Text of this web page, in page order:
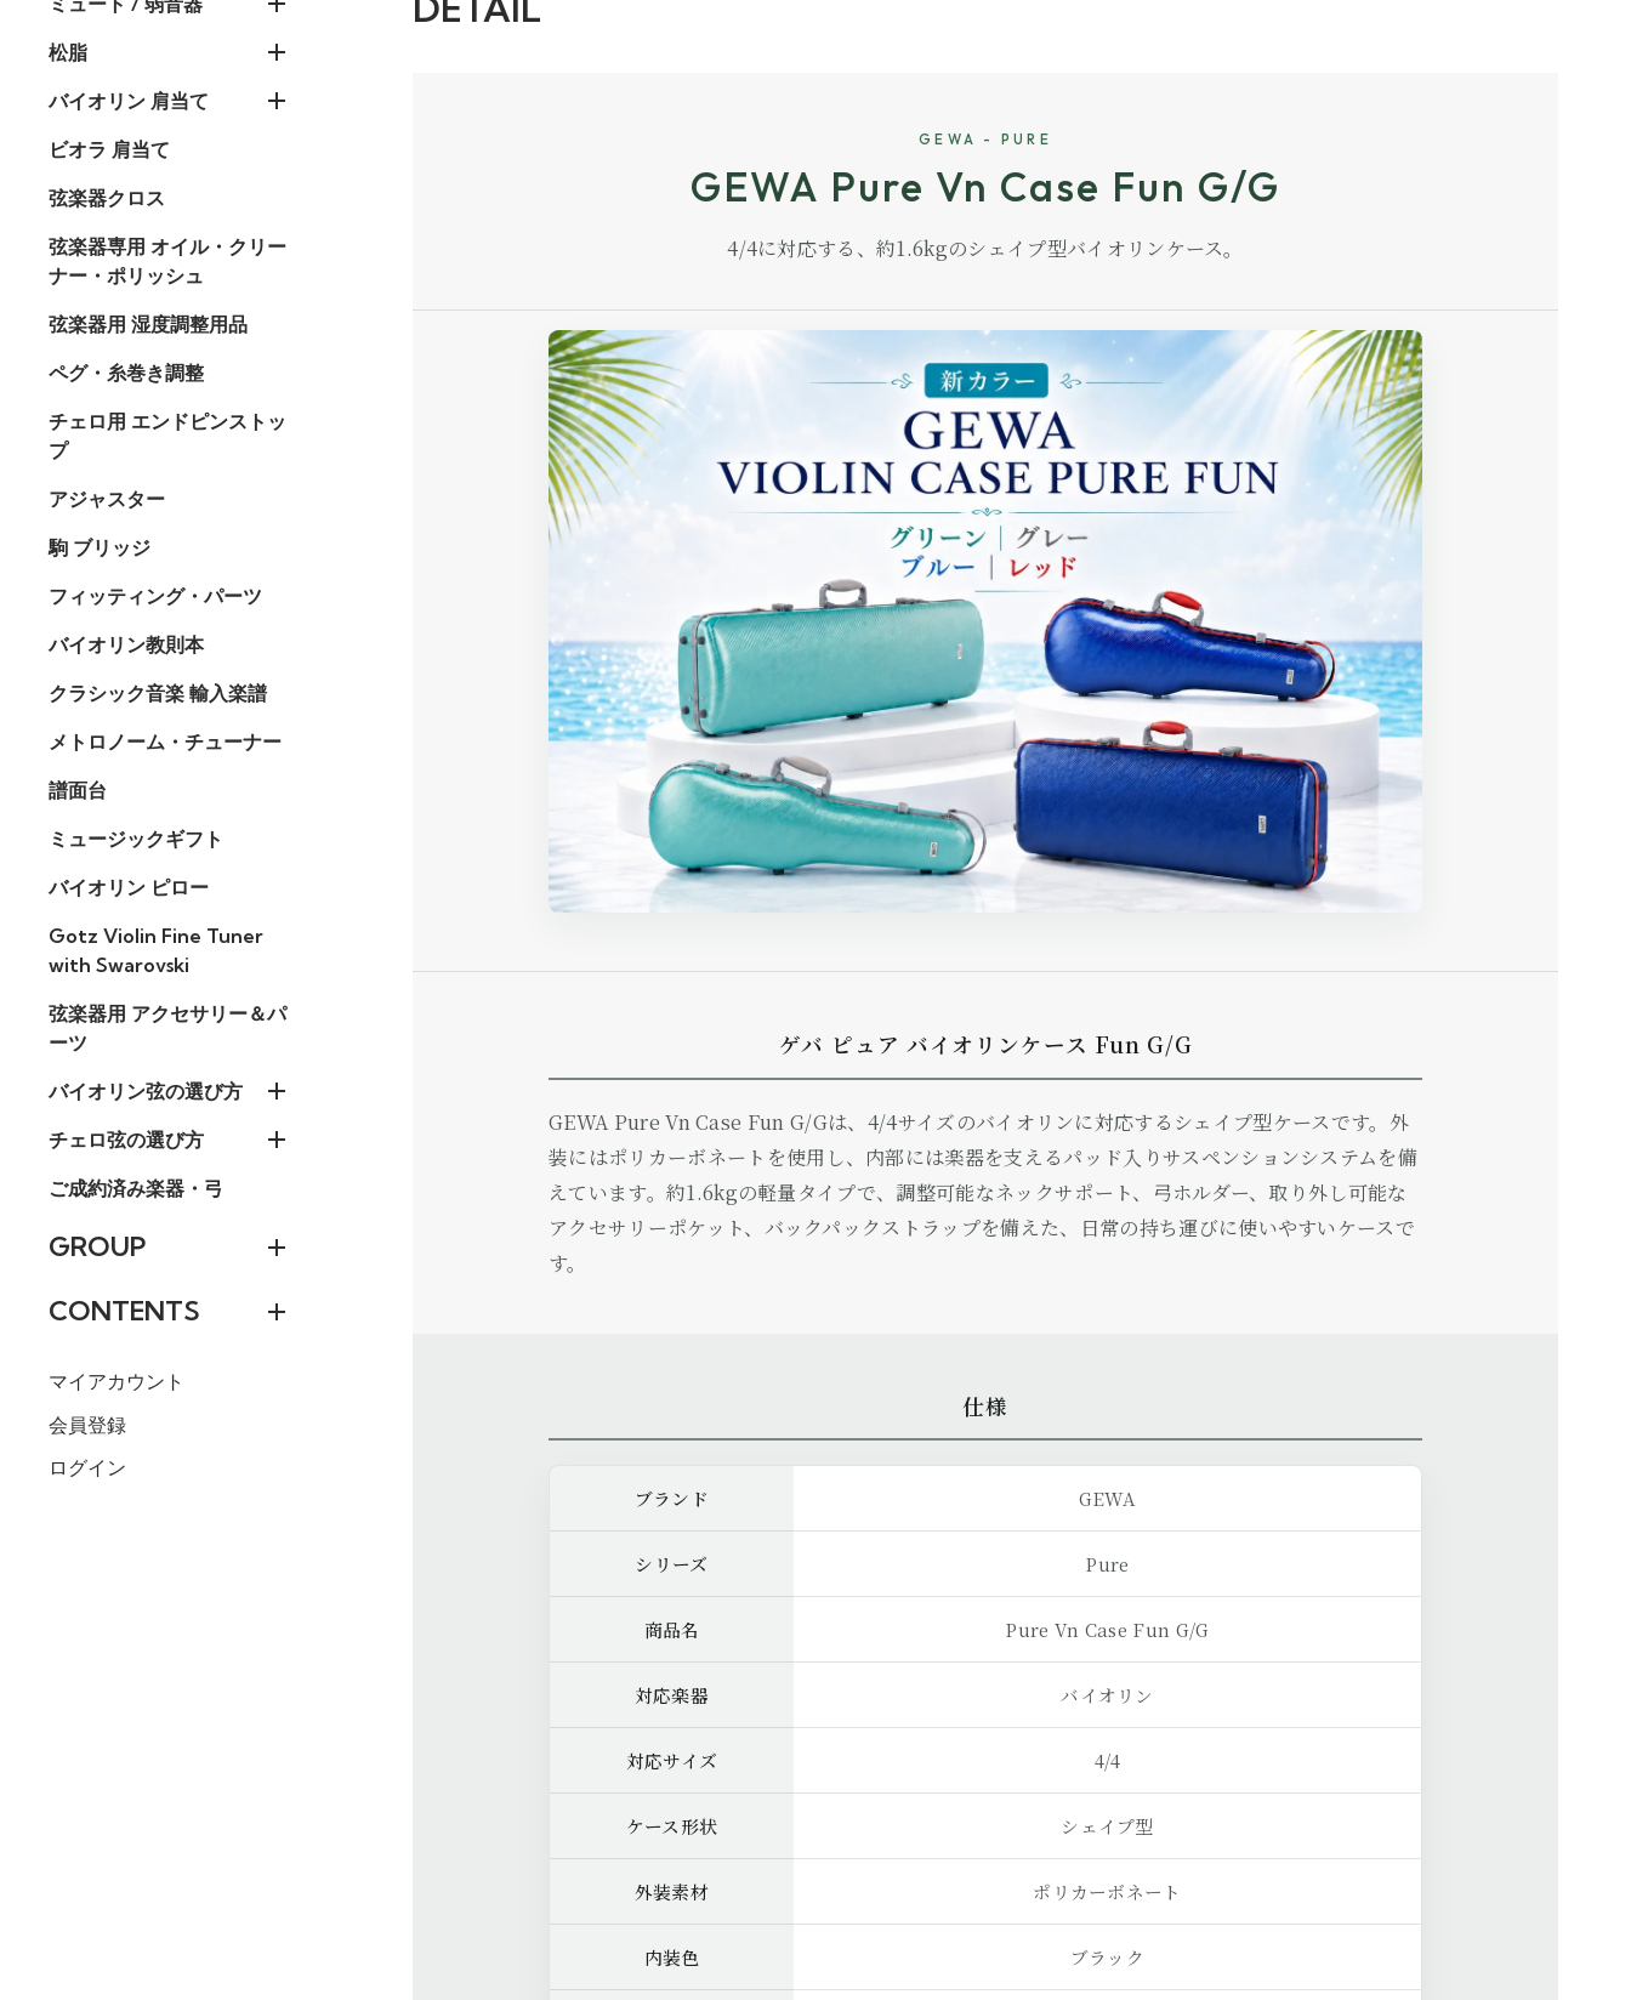
松脂
バイオリン 肩当て
ビオラ 肩当て
弦楽器クロス
弦楽器専用 オイル・クリー
ナー・ポリッシュ
弦楽器用 湿度調整用品
ペグ・糸巻き調整
チェロ用 エンドピンストッ
プ
アジャスター
駒 ブリッジ
フィッティング・パーツ
バイオリン教則本
クラシック音楽 輸入楽譜
メトロノーム・チューナー
譜面台
ミュージックギフト
バイオリン ピロー
Gotz Violin Fine Tuner
with Swarovski
弦楽器用 アクセサリー＆パ
ーツ
バイオリン弦の選び方
チェロ弦の選び方
ご成約済み楽器・弓
GROUP
CONTENTS
マイアカウント
会員登録
ログイン
GEWA - PURE
GEWA Pure Vn Case Fun G/G
4/4に対応する、約1.6kgのシェイプ型バイオリンケース。
ゲバ ピュア バイオリンケース Fun G/G
GEWA Pure Vn Case Fun G/Gは、4/4サイズのバイオリンに対応するシェイプ型ケースです。外
装にはポリカーボネートを使用し、内部には楽器を支えるパッド入りサスペンションシステムを備
えています。約1.6kgの軽量タイプで、調整可能なネックサポート、弓ホルダー、取り外し可能な
アクセサリーポケット、バックパックストラップを備えた、日常の持ち運びに使いやすいケースで
す。
仕様
ブランド GEWA
シリーズ Pure
商品名 Pure Vn Case Fun G/G
対応楽器 バイオリン
対応サイズ 4/4
ケース形状 シェイプ型
外装素材 ポリカーボネート
内装色 ブラック